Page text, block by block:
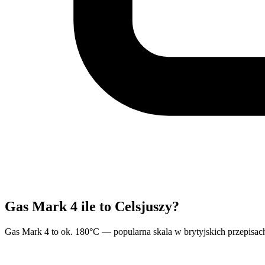
Gas Mark 4 ile to Celsjuszy?
Gas Mark 4 to ok. 180°C — popularna skala w brytyjskich